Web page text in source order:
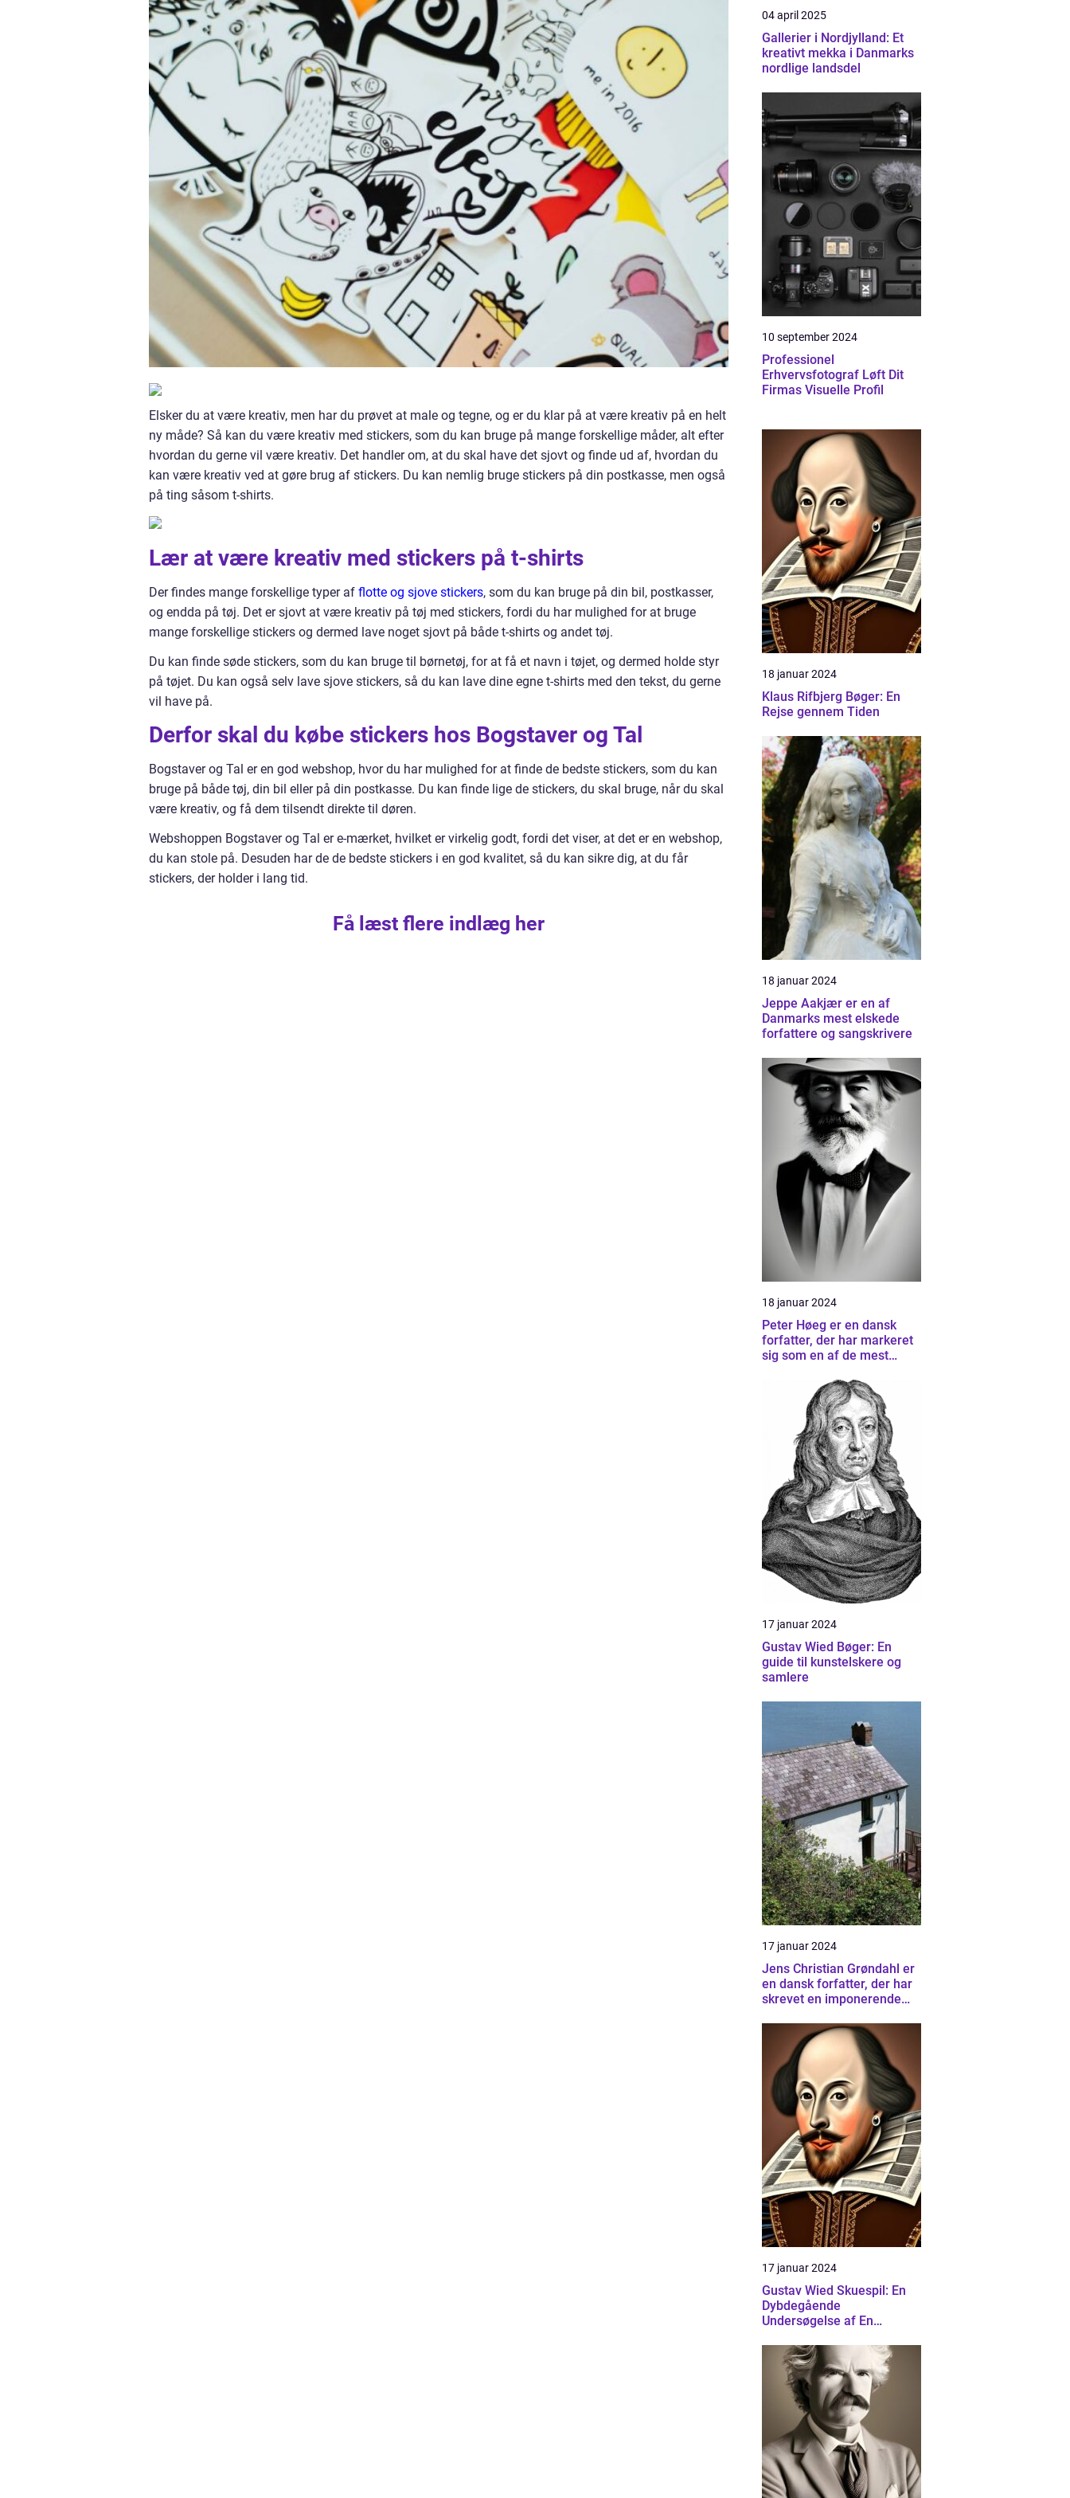
Elsker du at være kreativ, men har du prøvet at male og tegne, og er du klar på at være kreativ på en helt
ny måde? Så kan du være kreativ med stickers, som du kan bruge på mange forskellige måder, alt efter
hvordan du gerne vil være kreativ. Det handler om, at du skal have det sjovt og finde ud af, hvordan du
kan være kreativ ved at gøre brug af stickers. Du kan nemlig bruge stickers på din postkasse, men også
på ting såsom t-shirts.
Lær at være kreativ med stickers på t-shirts
Der findes mange forskellige typer af flotte og sjove stickers, som du kan bruge på din bil, postkasser,
og endda på tøj. Det er sjovt at være kreativ på tøj med stickers, fordi du har mulighed for at bruge
mange forskellige stickers og dermed lave noget sjovt på både t-shirts og andet tøj.
Du kan finde søde stickers, som du kan bruge til børnetøj, for at få et navn i tøjet, og dermed holde styr
på tøjet. Du kan også selv lave sjove stickers, så du kan lave dine egne t-shirts med den tekst, du gerne
vil have på.
Derfor skal du købe stickers hos Bogstaver og Tal
Bogstaver og Tal er en god webshop, hvor du har mulighed for at finde de bedste stickers, som du kan
bruge på både tøj, din bil eller på din postkasse. Du kan finde lige de stickers, du skal bruge, når du skal
være kreativ, og få dem tilsendt direkte til døren.
Webshoppen Bogstaver og Tal er e-mærket, hvilket er virkelig godt, fordi det viser, at det er en webshop,
du kan stole på. Desuden har de de bedste stickers i en god kvalitet, så du kan sikre dig, at du får
stickers, der holder i lang tid.
Få læst flere indlæg her
04 april 2025
Gallerier i Nordjylland: Et
kreativt mekka i Danmarks
nordlige landsdel
10 september 2024
Professionel
Erhvervsfotograf Løft Dit
Firmas Visuelle Profil
18 januar 2024
Klaus Rifbjerg Bøger: En
Rejse gennem Tiden
18 januar 2024
Jeppe Aakjær er en af
Danmarks mest elskede
forfattere og sangskrivere
18 januar 2024
Peter Høeg er en dansk
forfatter, der har markeret
sig som en af de mest
inden for dansk litteratur
17 januar 2024
Gustav Wied Bøger: En
guide til kunstelskere og
samlere
17 januar 2024
Jens Christian Grøndahl er
en dansk forfatter, der har
skrevet en imponerende
debut i 1985
17 januar 2024
Gustav Wied Skuespil: En
Dybdegående
Undersøgelse af En